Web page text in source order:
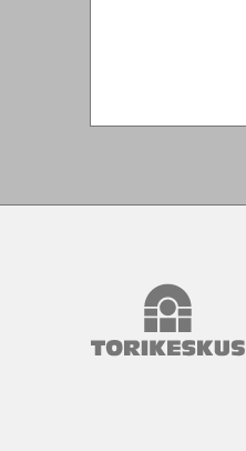
Torikeskus